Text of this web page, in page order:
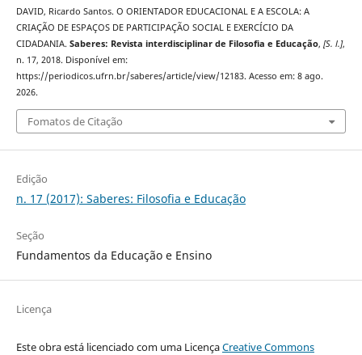
DAVID, Ricardo Santos. O ORIENTADOR EDUCACIONAL E A ESCOLA: A
CRIAÇÃO DE ESPAÇOS DE PARTICIPAÇÃO SOCIAL E EXERCÍCIO DA
CIDADANIA. Saberes: Revista interdisciplinar de Filosofia e Educação, [S. l.],
n. 17, 2018. Disponível em:
https://periodicos.ufrn.br/saberes/article/view/12183. Acesso em: 8 ago.
2026.
Fomatos de Citação
Edição
n. 17 (2017): Saberes: Filosofia e Educação
Seção
Fundamentos da Educação e Ensino
Licença
Este obra está licenciado com uma LicençaCreative Commons